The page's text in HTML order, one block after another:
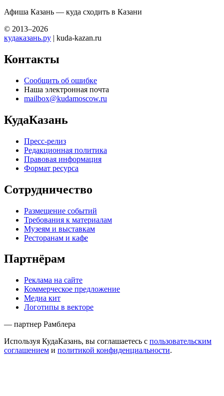
Афиша Казань — куда сходить в Казани
© 2013–2026
кудаказань.ру | kuda-kazan.ru
Контакты
Сообщить об ошибке
Наша электронная почта
mailbox@kudamoscow.ru
КудаКазань
Пресс-релиз
Редакционная политика
Правовая информация
Формат ресурса
Сотрудничество
Размещение событий
Требования к материалам
Музеям и выставкам
Ресторанам и кафе
Партнёрам
Реклама на сайте
Коммерческое предложение
Медиа кит
Логотипы в векторе
— партнер Рамблера
Используя КудаКазань, вы соглашаетесь с пользовательским
соглашением и политикой конфиденциальности.